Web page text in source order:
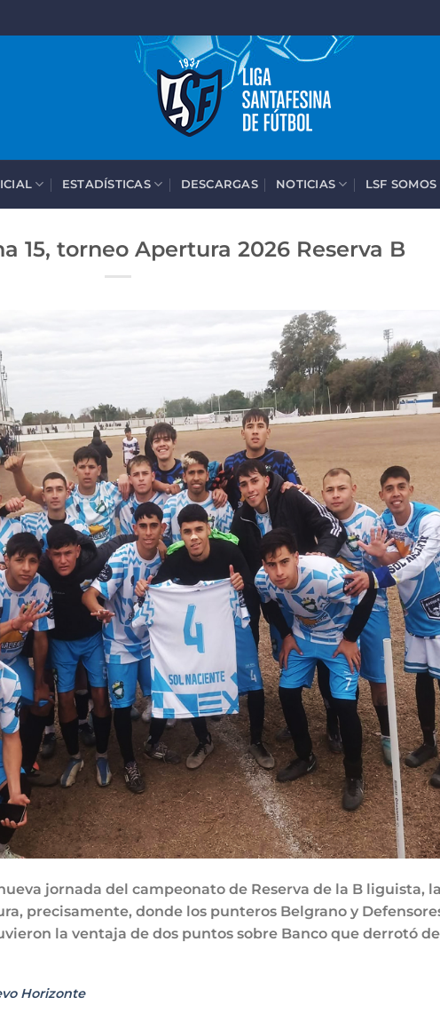
ESTADÍSTICAS DESCARGAS NOTICIAS LSF
15, torneo Apertura 2026 Reserva B
jornada del campeonato de Reserva de la B liguista,
precisamente, donde los punteros Belgrano y
la ventaja de dos puntos sobre Banco que derrotó de
Horizonte